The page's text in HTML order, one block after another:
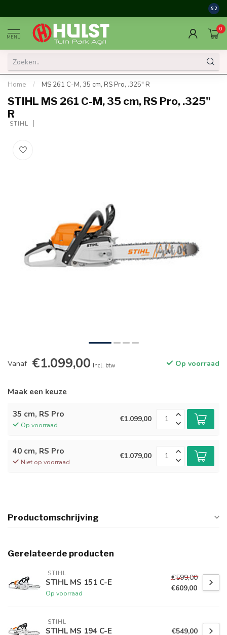
9.2
MENU
0
Home / MS 261 C-M, 35 cm, RS Pro, .325" R
STIHL MS 261 C-M, 35 cm, RS Pro, .325"
R
STIHL
Vanaf €1.099,00 Incl. btw Op voorraad
Maak een keuze
35 cm, RS Pro
Op voorraad
€1.099,00
40 cm, RS Pro
Niet op voorraad
€1.079,00
Productomschrijving
Gerelateerde producten
STIHL
STIHL MS 151 C-E
Op voorraad
€599,00
€609,00
STIHL
STIHL MS 194 C-E €549,00